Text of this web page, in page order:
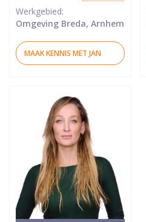
Werkgebied:
Omgeving Breda, Arnhem
MAAK KENNIS MET JAN